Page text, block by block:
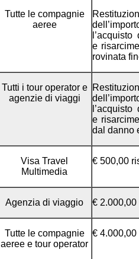
Tutte le compagnie
aeree
e
rovinata
Tutti i tour operator e
agenzie di viaggi
e
dal danno
Visa Travel
Multimedia
€ 500,00
Agenzia di viaggio €
Tutte le compagnie
aeree e tour operator
€ 4.000,00